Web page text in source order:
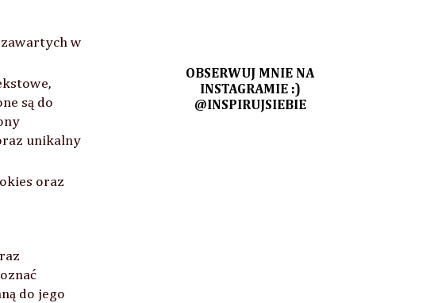
w
są do
unikalny
oraz
do jego
OBSERWUJ MNIE NA
INSTAGRAMIE :)
@INSPIRUJSIEBIE